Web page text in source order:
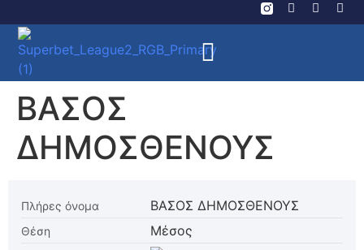
ΒΑΣΟΣ
ΔΗΜΟΣΘΕΝΟΥΣ
Πλήρες όνομα ΒΑΣΟΣ ΔΗΜΟΣΘΕΝΟΥΣ
Θέση Μέσος